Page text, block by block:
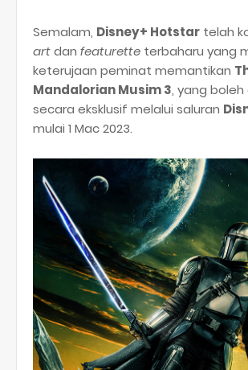
Semalam, Disney+ Hotstar telah
artdan featurette terbaharu yang
keterujaan peminat memantikan
Mandalorian Musim 3, yang
secara eksklusif melalui saluran
mulai 1 Mac 2023.